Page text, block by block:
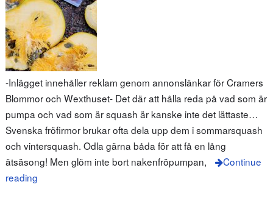
-Inlägget innehåller reklam genom annonslänkar för Cramers
Blommor och Wexthuset- Det där att hålla reda på vad som är
pumpa och vad som är squash är kanske inte det lättaste…
Svenska fröfirmor brukar ofta dela upp dem i sommarsquash
och vintersquash. Odla gärna båda för att få en lång
ätsäsong! Men glöm inte bort nakenfröpumpan,
Continue
reading